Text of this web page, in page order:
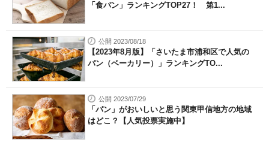
「食パン」ランキングTOP27！ 第1...
公開 2023/08/18
【2023年8月版】「さいたま市浦和区で人気の
パン（ベーカリー）」ランキングTO...
公開 2023/07/29
「パン」がおいしいと思う関東甲信地方の地域
はどこ？【人気投票実施中】